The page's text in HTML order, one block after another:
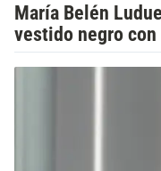
María Belén
vestido negro